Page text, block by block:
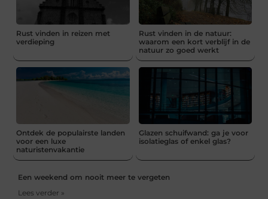
Rust vinden in reizen met
verdieping
Rust vinden in de natuur:
waarom een kort verblijf in de
natuur zo goed werkt
Ontdek de populairste landen
voor een luxe
naturistenvakantie
Glazen schuifwand: ga je voor
isolatieglas of enkel glas?
Een weekend om nooit meer te vergeten
Lees verder »